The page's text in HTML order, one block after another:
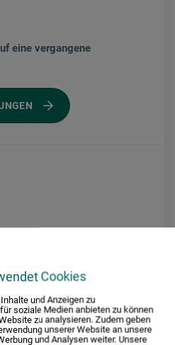
Cookies
und Anzeigen zu
soziale Medien anbieten zu können
zu analysieren. Zudem geben
unserer Website an unsere
und Analysen weiter. Unsere
eine vergangene